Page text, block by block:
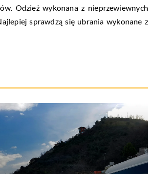
Odzież wykonana z nieprzewiewnych
sprawdzą się ubrania wykonane z